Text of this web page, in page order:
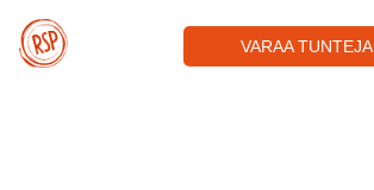
content
VARAA TUNTEJA